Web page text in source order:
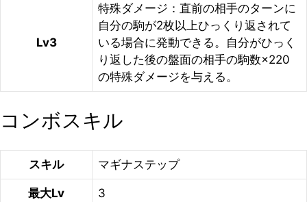
Lv3
特殊ダメージ：直前の相手のターンに
自分の駒が2枚以上ひっくり返されて
いる場合に発動できる。自分がひっく
り返した後の盤面の相手の駒数×220
の特殊ダメージを与える。
コンボスキル
スキル マギナステップ
最大Lv 3